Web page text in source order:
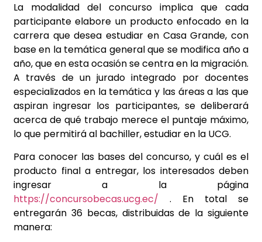
La modalidad del concurso implica que cada
participante elabore un producto enfocado en la
carrera que desea estudiar en Casa Grande, con
base en la temática general que se modifica año a
año, que en esta ocasión se centra en la migración.
A través de un jurado integrado por docentes
especializados en la temática y las áreas a las que
aspiran ingresar los participantes, se deliberará
acerca de qué trabajo merece el puntaje máximo,
lo que permitirá al bachiller, estudiar en la UCG.
Para conocer las bases del concurso, y cuál es el
producto final a entregar, los interesados deben
ingresar a la página
https://concursobecas.ucg.ec/ . En total se
entregarán 36 becas, distribuidas de la siguiente
manera: